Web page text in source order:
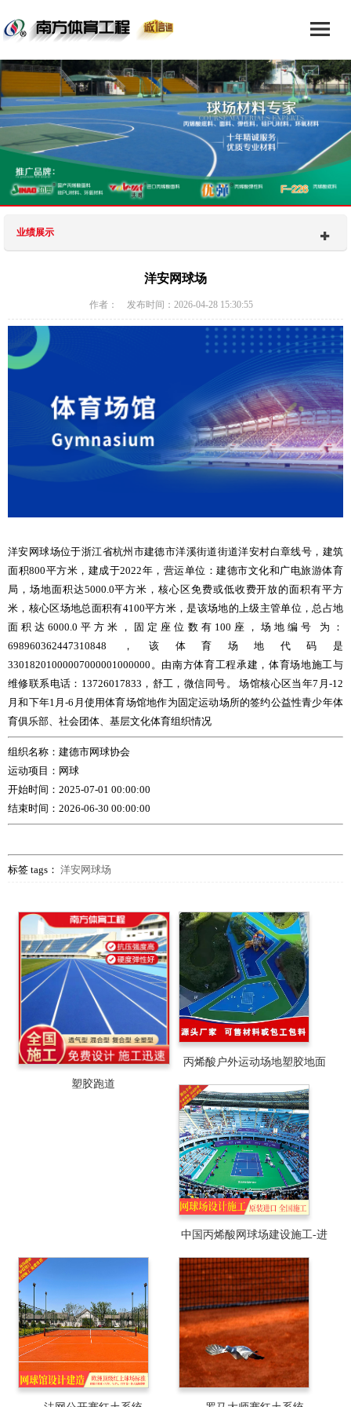
业绩展示
洋安网球场
作者： 发布时间：2026-04-28 15:30:55
洋安网球场位于浙江省杭州市建德市洋溪街道街道洋安村白章线号，建筑
面积800平方米，建成于2022年，营运单位：建德市文化和广电旅游体育
局，场地面积达5000.0平方米，核心区免费或低收费开放的面积有平方
米，核心区场地总面积有4100平方米，是该场地的上级主管单位，总占地
面积达6000.0平方米，固定座位数有100座，场地编号 为：
698960362447310848，该体育场地代码是
33018201000007000001000000。由南方体育工程承建，体育场地施工与
维修联系电话：13726017833，舒工，微信同号。 场馆核心区当年7月-12
月和下年1月-6月使用体育场馆地作为固定运动场所的签约公益性青少年体
育俱乐部、社会团体、基层文化体育组织情况
组织名称：建德市网球协会
运动项目：网球
开始时间：2025-07-01 00:00:00
结束时间：2026-06-30 00:00:00
标签 tags： 洋安网球场
塑胶跑道
丙烯酸户外运动场地塑胶地面
系统/材料销售/工程施工与设计
中国丙烯酸网球场建设施工-进
口丙烯酸网球场材料厂家